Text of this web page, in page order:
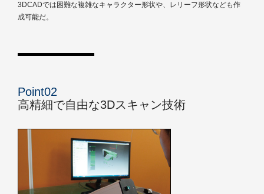
3DCADでは困難な複雑なキャラクター形状や、レリーフ形状なども作
成可能だ。
Point02
高精細で自由な3Dスキャン技術